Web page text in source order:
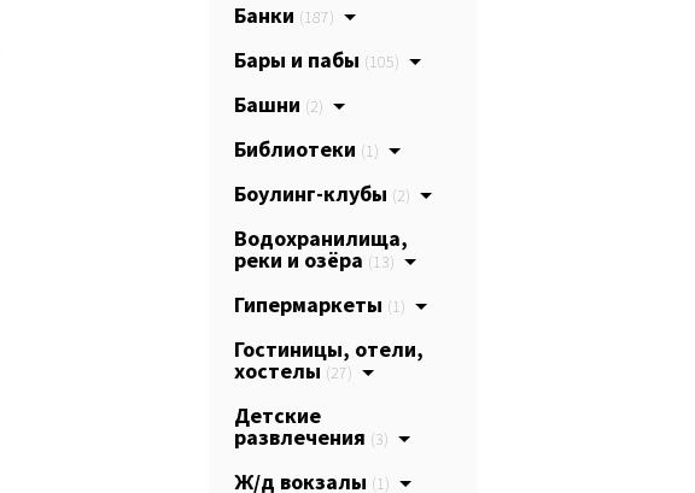
Банки (187)
Бары и пабы (105)
Башни (2)
Библиотеки (1)
Боулинг-клубы (2)
Водохранилища,
реки и озёра (13)
Гипермаркеты (1)
Гостиницы, отели,
хостелы (27)
Детские
развлечения (3)
Ж/д вокзалы (1)